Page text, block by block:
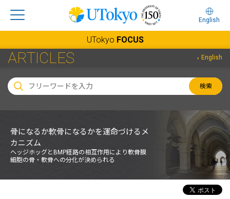
English
UTokyo FOCUS
ARTICLES English
検索
骨になるか軟骨になるかを運命づけるメ
カニズム
ヘッジホッグとBMP経路の相互作用により軟骨膜
細胞の骨・軟骨への分化が決められる